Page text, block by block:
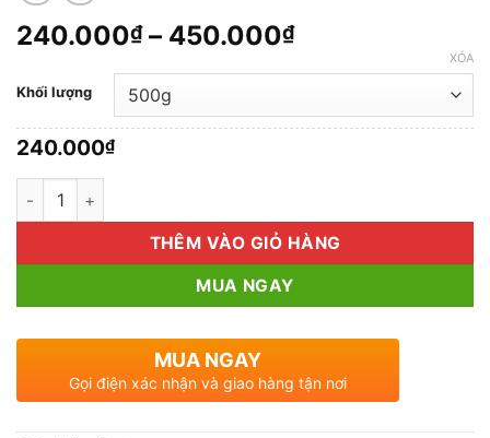
240.000₫ – 450.000₫Khoảng
240.000₫
đến
Khối lượng
XÓA
240.000₫
1kg thiên môn Giá Rẻ số lượng
THÊM VÀO GIỎ HÀNG
MUA NGAY
MUA NGAY
Gọi điện xác nhận và giao hàng tận nơi